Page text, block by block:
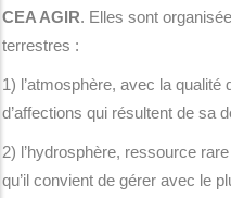
CEA AGIR. Elles sont
terrestres :
1) l’atmosphère, avec la qualité
d’affections qui résultent de sa
2) l’hydrosphère, ressource
qu’il convient de gérer avec le